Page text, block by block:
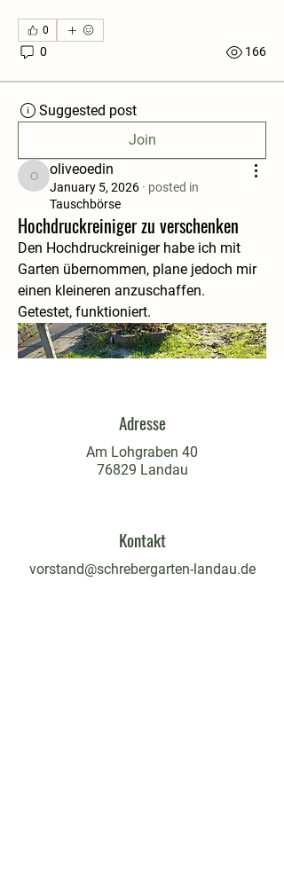
0
0 166
Suggested post
Join
oliveoedin
oliveoedin
January 5, 2026 · posted in
Tauschbörse
Hochdruckreiniger zu verschenken
Den Hochdruckreiniger habe ich mit
Garten übernommen, plane jedoch mir
einen kleineren anzuschaffen.
Getestet, funktioniert.
Adresse
Am Lohgraben 40
76829 Landau
Kontakt
vorstand@schrebergarten-landau.de